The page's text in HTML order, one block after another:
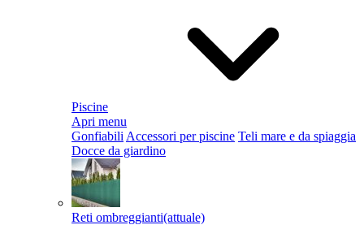
Piscine
Apri menu
Gonfiabili Accessori per piscine Teli mare e da spiaggia
Docce da giardino
Reti ombreggianti(attuale)